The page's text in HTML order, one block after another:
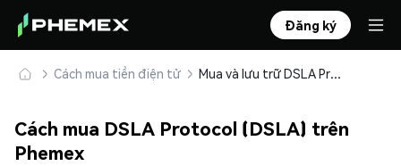
Đăng ký
Cách mua tiền điện tử Mua và lưu trữ DSLA Protocol (DSLA) an toàn
Cách mua DSLA Protocol (DSLA) trên
Phemex